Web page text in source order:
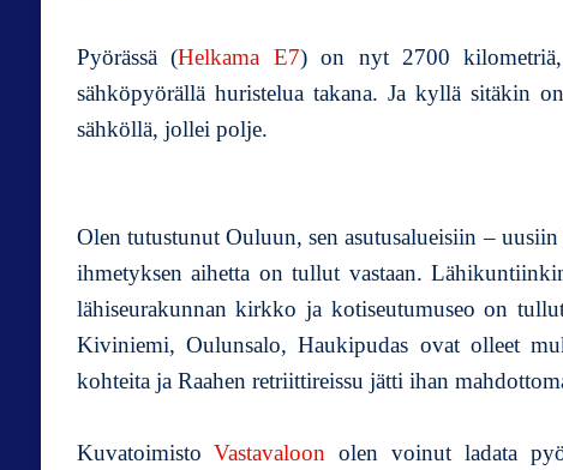
Pyörässä (Helkama E7) on nyt 2700
sähköpyörällä huristelua takana. Ja kyllä sitäkin
sähköllä, jollei polje.
Olen tutustunut Ouluun, sen asutusalueisiin –
ihmetyksen aihetta on tullut vastaan.
lähiseurakunnan kirkko ja kotiseutumuseo on
Kiviniemi, Oulunsalo, Haukipudas ovat olleet
kohteita ja Raahen retriittireissu jätti ihan
KuvatoimistoVastavaloon olen voinut ladata